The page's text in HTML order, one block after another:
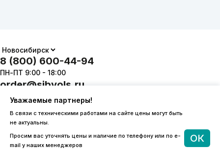
Уважаемые партнеры!
В связи с техническими работами на сайте цены могут быть
не актуальны.
Просим вас уточнять цены и наличие по телефону или по e-
mail у наших менеджеров
ОК
8 (800) 600-44-94
ПН-ПТ 9:00 - 18:00
order@sibvols.ru
Каталог
Контакты